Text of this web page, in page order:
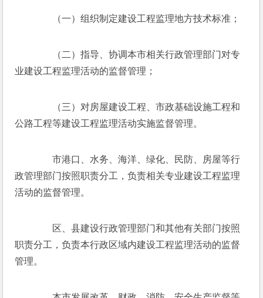
（一）组织制定建设工程监理地方技术标准；
（二）指导、协调本市相关行政管理部门对专
业建设工程监理活动的监督管理；
（三）对房屋建设工程、市政基础设施工程和
公路工程等建设工程监理活动实施监督管理。
市港口、水务、海洋、绿化、民防、房屋等行
政管理部门按照职责分工，负责相关专业建设工程监理
活动的监督管理。
区、县建设行政管理部门和其他有关部门按照
职责分工，负责本行政区域内建设工程监理活动的监督
管理。